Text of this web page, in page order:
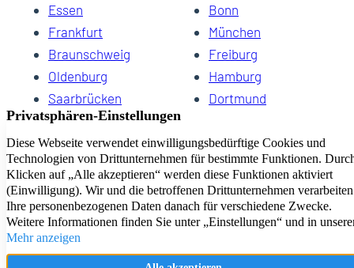
Essen
Bonn
Frankfurt
München
Braunschweig
Freiburg
Oldenburg
Hamburg
Saarbrücken
Dortmund
Hannover
Dresden
Kiel
Wuppertal
Bremen